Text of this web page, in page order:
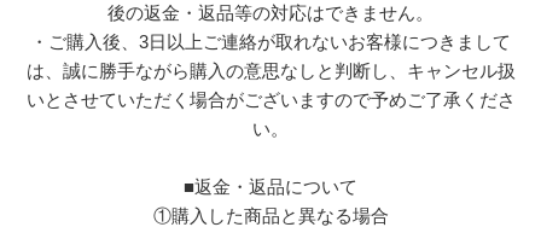
後の返金・返品等の対応はできません。
・ご購入後、3日以上ご連絡が取れないお客様につきまして
は、誠に勝手ながら購入の意思なしと判断し、キャンセル扱
いとさせていただく場合がございますので予めご了承くださ
い。
■返金・返品について
①購入した商品と異なる場合